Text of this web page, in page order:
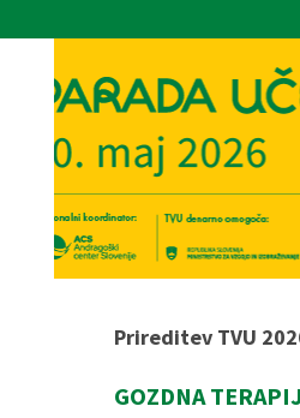
Prireditev TVU
GOZDNA